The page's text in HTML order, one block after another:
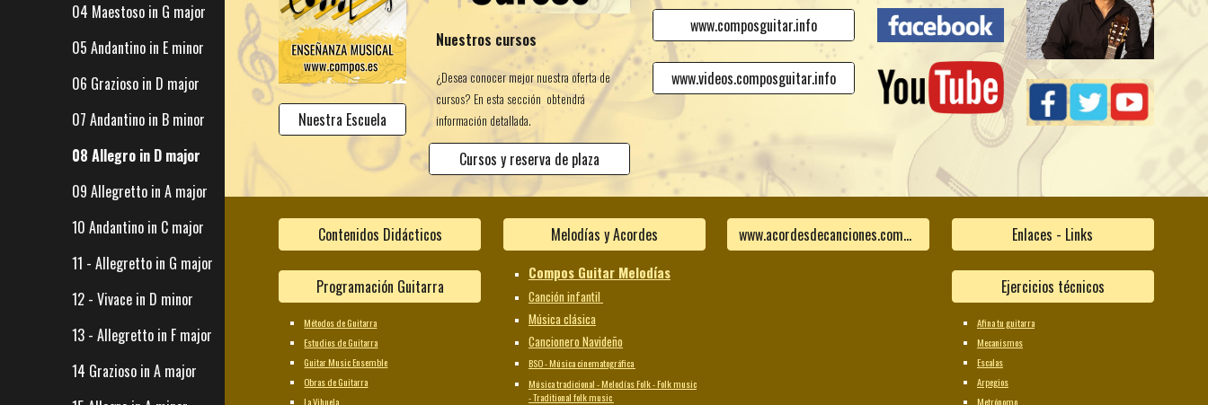
04 Maestoso in G major
05 Andantino in E minor
06 Grazioso in D major
07 Andantino in B minor
08 Allegro in D major
09 Allegretto in A major
10 Andantino in C major
11 - Allegretto in G major
12 - Vivace in D minor
13 - Allegretto in F major
14 Grazioso in A major
Nuestra Escuela
Nuestros cursos
¿Desea conocer mejor nuestra oferta de
cursos? En esta sección obtendrá
información detallada.
Cursos y reserva de plaza
www.composguitar.info
www.videos.composguitar.info
Contenidos Didácticos
Programación Guitarra
Métodos de Guitarra
Estudios de Guitarra
Guitar Music Ensemble
Obras de Guitarra
La Vihuela
Melodías y Acordes
Compos Guitar Melodías
Canción infantil
Música clásica
Cancionero Navideño
BSO - Música cinematográfica
Música tradicional - Melodías Folk - Folk music
- Traditional folk music
www.acordesdecanciones.composguitar.es Enlaces - Links
Ejercicios técnicos
Afina tu guitarra
Mecanismos
Escalas
Arpegios
Metrónomo